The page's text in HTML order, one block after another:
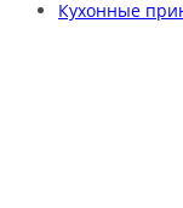
Кухонные